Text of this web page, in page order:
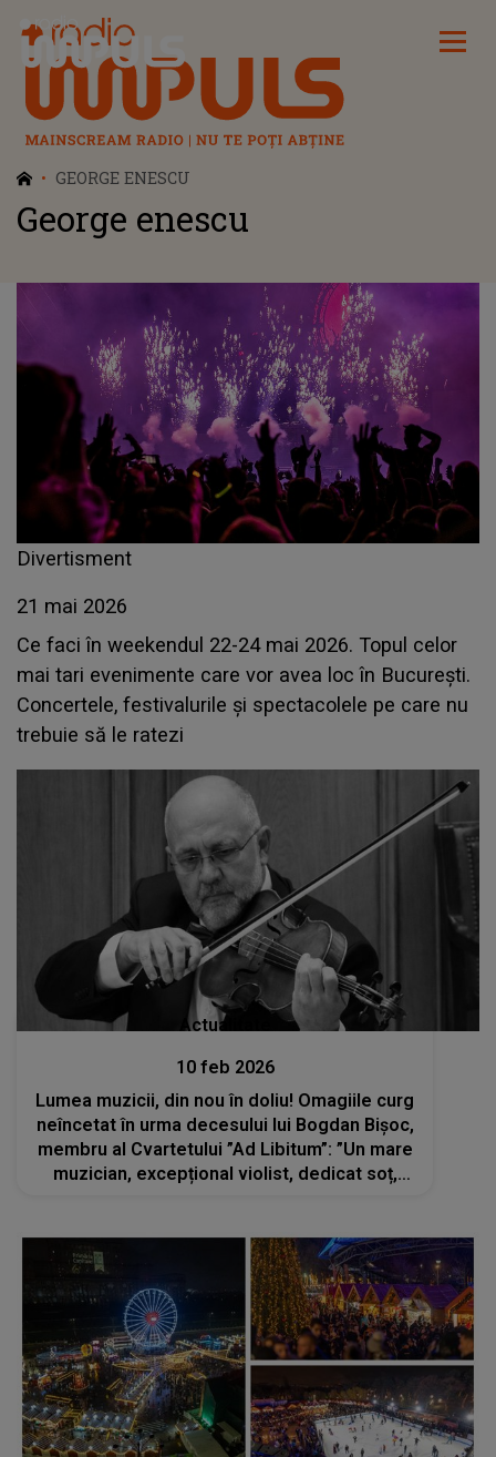
Radio Impuls
GEORGE ENESCU
George enescu
Divertisment
21 mai 2026
Ce faci în weekendul 22-24 mai 2026. Topul celor
mai tari evenimente care vor avea loc în București.
Concertele, festivalurile și spectacolele pe care nu
trebuie să le ratezi
Actualitate
10 feb 2026
Lumea muzicii, din nou în doliu! Omagiile curg
neîncetat în urma decesului lui Bogdan Bișoc,
membru al Cvartetului ”Ad Libitum”: ”Un mare
muzician, excepțional violist, dedicat soț,